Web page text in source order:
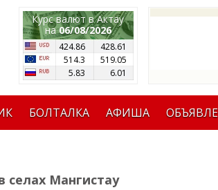
Курс валют в Актау
на06/08/2026
424.86
428.61
514.3
519.05
5.83
6.01
БОЛТАЛКА АФИША
селах Мангистау